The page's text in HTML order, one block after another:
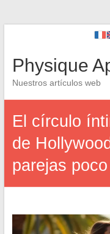
Physique
Nuestros artículos web
El círculo
de
parejas